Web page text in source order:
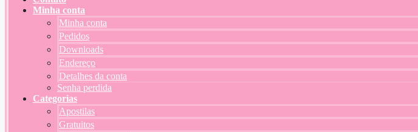
Minha conta
Minha conta
Pedidos
Downloads
Endereço
Detalhes da conta
Senha perdida
Categorias
Apostilas
Gratuitos